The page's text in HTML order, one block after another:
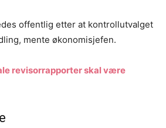
offentlig etter at kontrollutvalget
mente økonomisjefen.
revisorrapporter skal være